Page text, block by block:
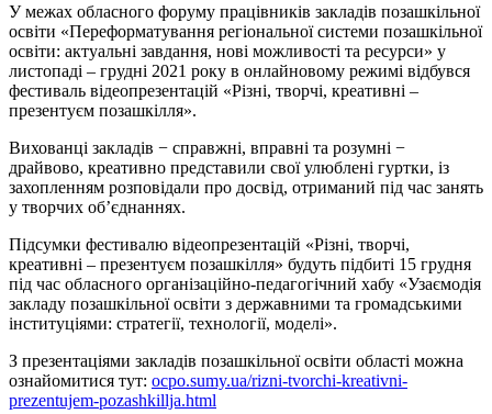
У межах обласного форуму працівників закладів позашкільної
освіти «Переформатування регіональної системи позашкільної
освіти: актуальні завдання, нові можливості та ресурси» у
листопаді – грудні 2021 року в онлайновому режимі відбувся
фестиваль відеопрезентацій «Різні, творчі, креативні –
презентуєм позашкілля».
Вихованці закладів − справжні, вправні та розумні −
драйвово, креативно представили свої улюблені гуртки, із
захопленням розповідали про досвід, отриманий під час занять
у творчих об’єднаннях.
Підсумки фестивалю відеопрезентацій «Різні, творчі,
креативні – презентуєм позашкілля» будуть підбиті 15 грудня
під час обласного організаційно-педагогічний хабу «Узаємодія
закладу позашкільної освіти з державними та громадськими
інституціями: стратегії, технології, моделі».
З презентаціями закладів позашкільної освіти області можна
ознайомитися тут: ocpo.sumy.ua/rizni-tvorchi-kreativni-
prezentujem-pozashkillja.html